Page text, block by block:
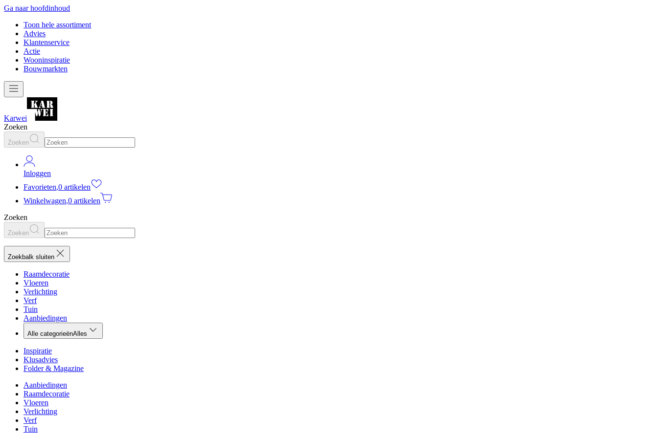
Ga naar hoofdinhoud
Toon hele assortiment
Advies
Klantenservice
Actie
Wooninspiratie
Bouwmarkten
Karwei
Zoeken
Zoeken
Inloggen
Favorieten,0 artikelen
Winkelwagen,0 artikelen
Zoeken
Zoeken
Zoekbalk sluiten
Raamdecoratie
Vloeren
Verlichting
Verf
Tuin
Aanbiedingen
Alle categorieënAlles
Inspiratie
Klusadvies
Folder & Magazine
Aanbiedingen
Raamdecoratie
Vloeren
Verlichting
Verf
Tuin